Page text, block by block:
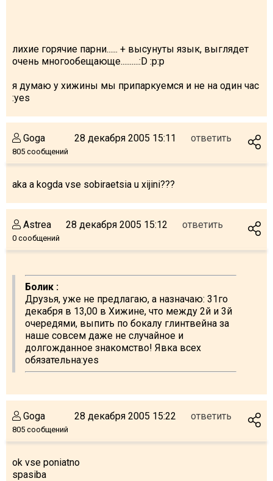
лихие горячие парни...... + высунуты язык, выглядет
очень многообещающе..........:D :p:p
я думаю у хижины мы припаркуемся и не на один час
:yes
Goga
805 сообщений
28 декабря 2005 15:11 ответить
aka a kogda vse sobiraetsia u xijini???
Astrea
0 сообщений
28 декабря 2005 15:12 ответить
Болик :
Друзья, уже не предлагаю, а назначаю: 31го
декабря в 13,00 в Хижине, что между 2й и 3й
очередями, выпить по бокалу глинтвейна за
наше совсем даже не случайное и
долгожданное знакомство! Явка всех
обязательна:yes
Goga
805 сообщений
28 декабря 2005 15:22 ответить
ok vse poniatno
spasiba